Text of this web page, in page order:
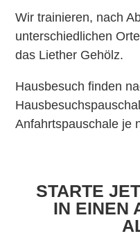
Wir trainieren, nach
unterschiedlichen
das Liether Gehölz.
Hausbesuch finden
Anfahrtspauschale je
STARTE
IN EINEN